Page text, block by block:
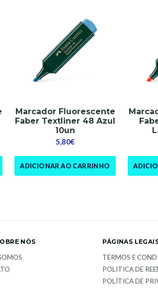
Marcador Fluorescente
Faber Textliner 48 Azul
10un
5,80€
ADICIONAR AO CARRINHO
NÓS PÁGINAS
TERMOS E
POLITICA DE
POLÍTICA DE